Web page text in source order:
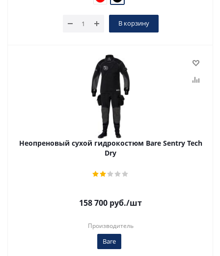
В корзину
Неопреновый сухой гидрокостюм Bare Sentry Tech
Dry
158 700 руб./шт
Производитель
Bare